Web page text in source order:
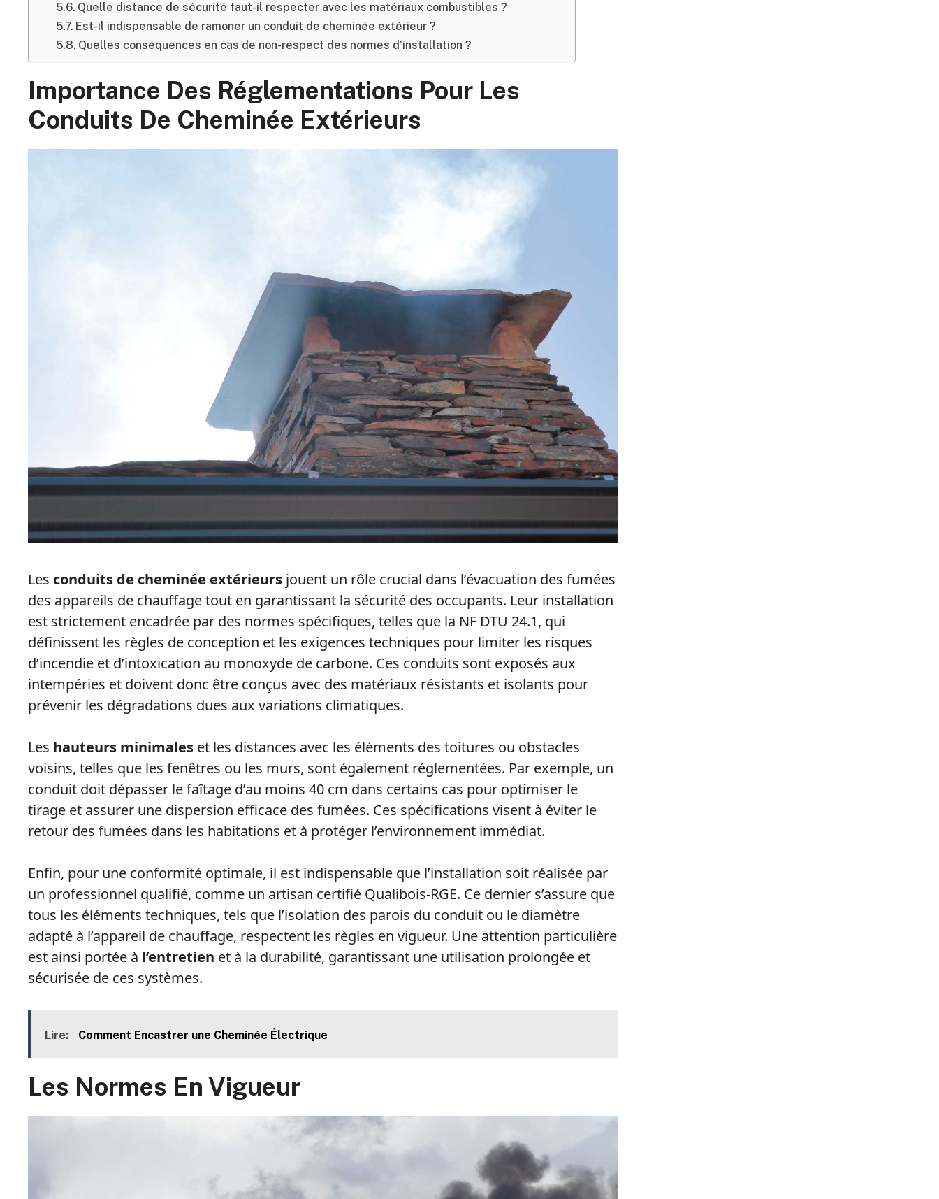
Quelle distance de sécurité faut-il respecter avec les matériaux combustibles ?
Est-il indispensable de ramoner un conduit de cheminée extérieur ?
Quelles conséquences en cas de non-respect des normes d’installation ?
Importance Des Réglementations Pour Les
Conduits De Cheminée Extérieurs
Les conduits de cheminée extérieurs jouent un rôle crucial dans l’évacuation des fumées
des appareils de chauffage tout en garantissant la sécurité des occupants. Leur installation
est strictement encadrée par des normes spécifiques, telles que la NF DTU 24.1, qui
définissent les règles de conception et les exigences techniques pour limiter les risques
d’incendie et d’intoxication au monoxyde de carbone. Ces conduits sont exposés aux
intempéries et doivent donc être conçus avec des matériaux résistants et isolants pour
prévenir les dégradations dues aux variations climatiques.
Les hauteurs minimales et les distances avec les éléments des toitures ou obstacles
voisins, telles que les fenêtres ou les murs, sont également réglementées. Par exemple, un
conduit doit dépasser le faîtage d’au moins 40 cm dans certains cas pour optimiser le
tirage et assurer une dispersion efficace des fumées. Ces spécifications visent à éviter le
retour des fumées dans les habitations et à protéger l’environnement immédiat.
Enfin, pour une conformité optimale, il est indispensable que l’installation soit réalisée par
un professionnel qualifié, comme un artisan certifié Qualibois-RGE. Ce dernier s’assure que
tous les éléments techniques, tels que l’isolation des parois du conduit ou le diamètre
adapté à l’appareil de chauffage, respectent les règles en vigueur. Une attention particulière
est ainsi portée à l’entretien et à la durabilité, garantissant une utilisation prolongée et
sécurisée de ces systèmes.
Lire: Comment Encastrer une Cheminée Électrique
Les Normes En Vigueur